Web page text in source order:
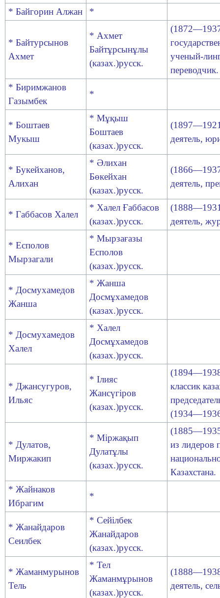
* Байгорин Алжан *
* Байтурсынов
Ахмет
* Ахмет
Байтұрсынұлы
(казах.)русск.
ученый-
переводчик.
* Биримжанов
Газымбек
*
* Боштаев
Мукыш
* Мұқыш
Боштаев
(казах.)русск.
деятель,
* Букейханов,
Алихан
* Әлихан
Бөкейхан
(казах.)русск.
деятель,
* Габбасов Халел
* Халел Ғаббасов
(казах.)русск.
деятель,
* Есполов
Мырзагали
* Мырзағазы
Есполов
(казах.)русск.
* Досмухамедов
Жанша
* Жанша
Досмұхамедов
(казах.)русск.
* Досмухамедов
Халел
* Халел
Досмұхамедов
(казах.)русск.
* Джансугуров,
Ильяс
* Ілияс
Жансүгіров
(казах.)русск.
классик
* Дулатов,
Миржакип
* Міржақып
Дулатұлы
(казах.)русск.
из лидеров
Казахстана.
* Жайнаков
Ибрагим
*
* Жанайдаров
Сеилбек
* Сейілбек
Жанайдаров
(казах.)русск.
* Жаманмурынов
Тель
* Тел
Жаманмұрынов
(казах.)русск.
деятель,